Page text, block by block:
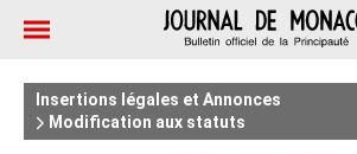
Insertions légales et Annonces
Modification aux statuts